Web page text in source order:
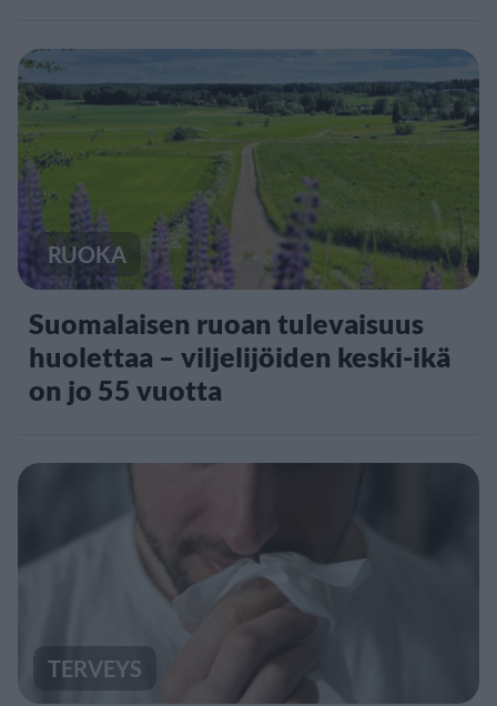
RUOKA
Suomalaisen ruoan tulevaisuus
huolettaa – viljelijöiden keski-ikä
on jo 55 vuotta
TERVEYS